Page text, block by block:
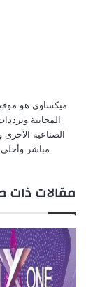
ميكساوى هو
المجانية
الصناعية الاخرى
مباشر
مقالات ذات